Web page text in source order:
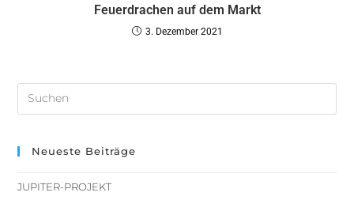
Feuerdrachen auf dem Markt
3. Dezember 2021
Neueste Beiträge
JUPITER-PROJEKT